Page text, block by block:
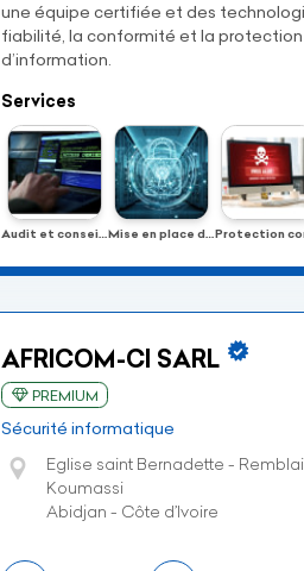
une équipe certifiée et des
fiabilité, la conformité et la
d’information.
Services
Audit et conseil en cybersécurité Mise en place de pare-feu et systèmes de détection d’intrusion
AFRICOM-CI SARL
PREMIUM
Sécurité informatique
Eglise saint Bernadette -
Koumassi
Abidjan - Côte d’Ivoire